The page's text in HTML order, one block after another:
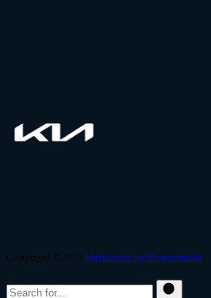
Copyright ©2025 kialucenec by Promomedia